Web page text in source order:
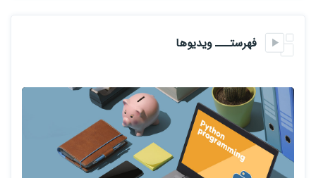
طعوری نمی باشد واین دوره آموزشی شامل 3 فصل اصلی است .
مقدماتی تا پیشرفته پایتون (فصل اول) :
توی این فصل از نقطه صفر زبان پایتون از پیش پا افتاده ترین موضاعت
شروع می کنیم تا نقطه 100جایی که دانشجو خیلی راحت برنامه نویسی
پایتون می کند .
فهرستـــ ویدیوها